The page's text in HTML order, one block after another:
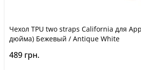
Чехол TPU two straps California для
дюйма) Бежевый / Antique White
489 грн.